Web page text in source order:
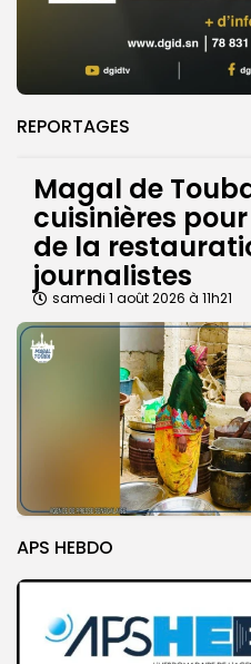
REPORTAGES
Magal de
cuisinières
de la
journalistes
samedi 1 août 2026 à 11h21
APS HEBDO